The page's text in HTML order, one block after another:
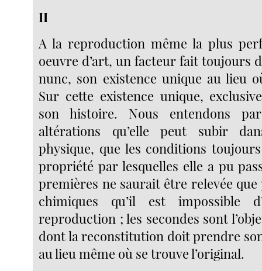
II
A la reproduction même la plus
oeuvre d’art, un facteur fait toujours
nunc, son existence unique au lieu
Sur cette existence unique,
son histoire. Nous entendons
altérations qu’elle peut subir
physique, que les conditions
propriété par lesquelles elle a pu
premières ne saurait être relevée que
chimiques qu’il est impossible
reproduction ; les secondes sont
dont la reconstitution doit prendre
au lieu même où se trouve l’original.